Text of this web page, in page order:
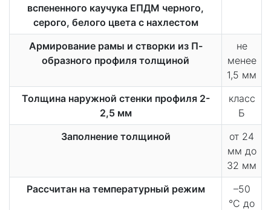
вспененного каучука ЕПДМ черного,
серого, белого цвета с нахлестом
Армирование рамы и створки из П-
образного профиля толщиной
не
менее
1,5 мм
Толщина наружной стенки профиля 2-
2,5 мм
класс
Б
Заполнение толщиной
от 24
мм до
32 мм
Рассчитан на температурный режим
–50
°С до